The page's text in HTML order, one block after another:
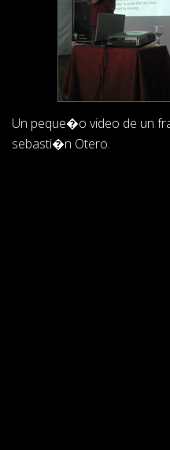
Un peque�o video de un
sebasti�n Otero.